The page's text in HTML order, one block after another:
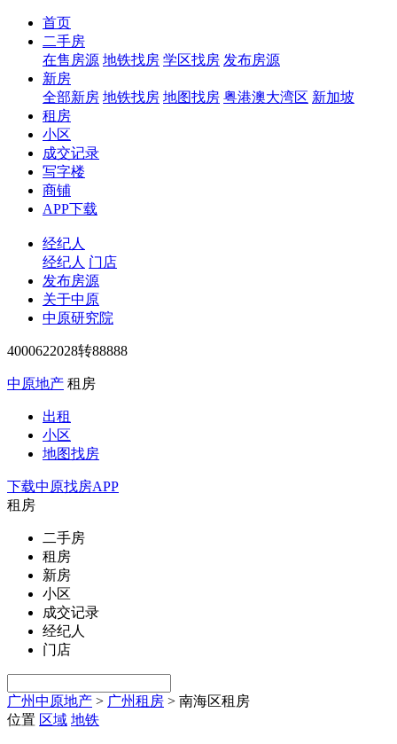
首页
二手房
在售房源 地铁找房 学区找房 发布房源
新房
全部新房 地铁找房 地图找房 粤港澳大湾区 新加坡
租房
小区
成交记录
写字楼
商铺
APP下载
经纪人
经纪人 门店
发布房源
关于中原
中原研究院
4000622028转88888
中原地产 租房
出租
小区
地图找房
下载中原找房APP
租房
二手房
租房
新房
小区
成交记录
经纪人
门店
广州中原地产 > 广州租房 > 南海区租房
位置 区域 地铁